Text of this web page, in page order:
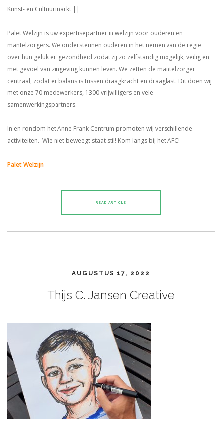
Kunst- en Cultuurmarkt ||
Palet Welzijn is uw expertisepartner in welzijn voor ouderen en
mantelzorgers. We ondersteunen ouderen in het nemen van de regie
over hun geluk en gezondheid zodat zij zo zelfstandig mogelijk, veilig en
met gevoel van zingeving kunnen leven. We zetten de mantelzorger
centraal, zodat er balans is tussen draagkracht en draaglast. Dit doen wij
met onze 70 medewerkers, 1300 vrijwilligers en vele
samenwerkingspartners.
In en rondom het Anne Frank Centrum promoten wij verschillende
activiteiten. Wie niet beweegt staat stil! Kom langs bij het AFC!
Palet Welzijn
READ ARTICLE
AUGUSTUS 17, 2022
Thijs C. Jansen Creative